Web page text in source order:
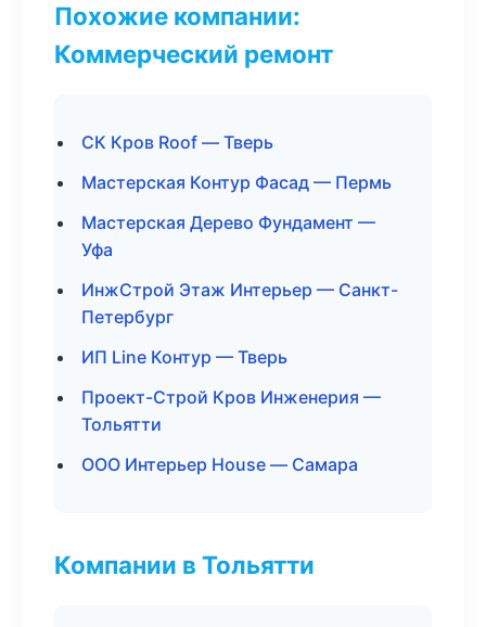
Похожие компании:
Коммерческий ремонт
СК Кров Roof — Тверь
Мастерская Контур Фасад — Пермь
Мастерская Дерево Фундамент —
Уфа
ИнжСтрой Этаж Интерьер — Санкт-
Петербург
ИП Line Контур — Тверь
Проект-Строй Кров Инженерия —
Тольятти
ООО Интерьер House — Самара
Компании в Тольятти